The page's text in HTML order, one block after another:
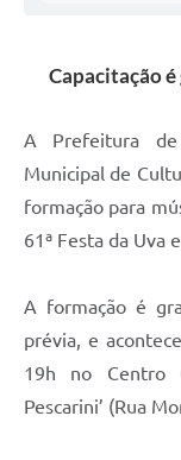
Links Úteis
Serviços Online
Capacitação
A Prefeitura
Municipal de
formação para
61ª Festa da Uva
A formação é
prévia, e
19h no Centro
Pescarini’ (Rua